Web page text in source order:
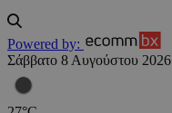
Powered by:
Σάββατο 8 Αυγούστου 2026